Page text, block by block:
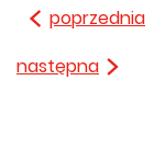
poprzednia
następna